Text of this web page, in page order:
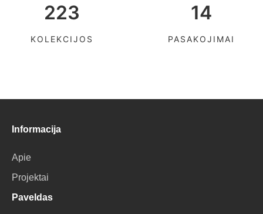
223
KOLEKCIJOS
14
PASAKOJIMAI
Informacija
Apie
Projektai
Paveldas